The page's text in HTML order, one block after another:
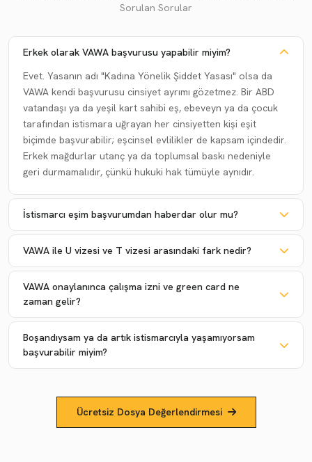
Sorulan Sorular
Erkek olarak VAWA başvurusu yapabilir miyim?
Evet. Yasanın adı "Kadına Yönelik Şiddet Yasası" olsa da
VAWA kendi başvurusu cinsiyet ayrımı gözetmez. Bir ABD
vatandaşı ya da yeşil kart sahibi eş, ebeveyn ya da çocuk
tarafından istismara uğrayan her cinsiyetten kişi eşit
biçimde başvurabilir; eşcinsel evlilikler de kapsam içindedir.
Erkek mağdurlar utanç ya da toplumsal baskı nedeniyle
geri durmamalıdır, çünkü hukuki hak tümüyle aynıdır.
İstismarcı eşim başvurumdan haberdar olur mu?
VAWA ile U vizesi ve T vizesi arasındaki fark nedir?
VAWA onaylanınca çalışma izni ve green card ne
zaman gelir?
Boşandıysam ya da artık istismarcıyla yaşamıyorsam
başvurabilir miyim?
Ücretsiz Dosya Değerlendirmesi